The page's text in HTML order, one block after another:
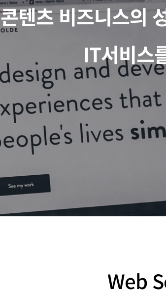
콘텐츠 비즈니스의
IT서비스
Web